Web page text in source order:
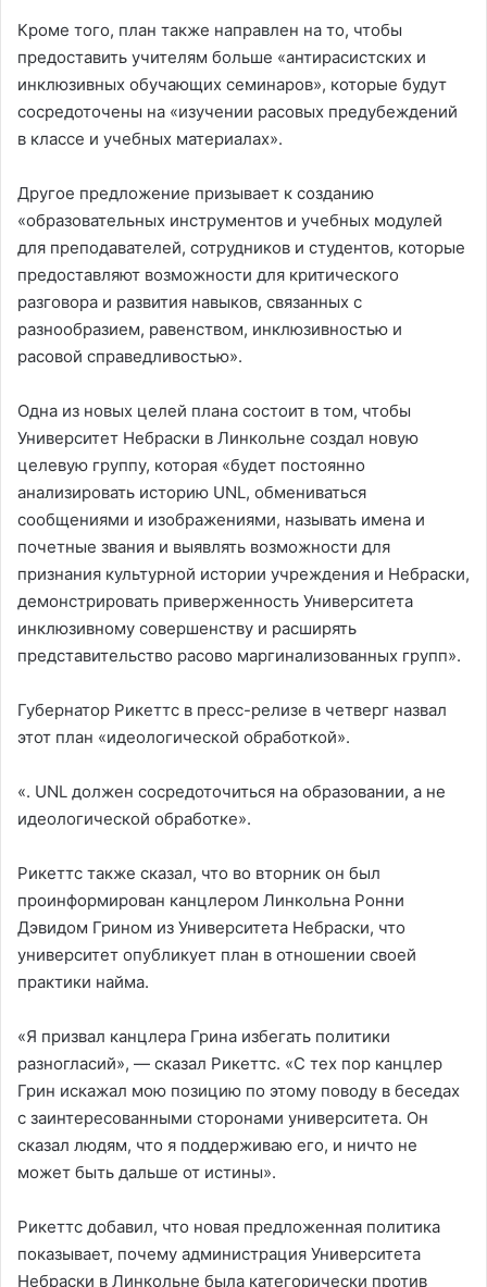
Кроме того, план также направлен на то, чтобы
предоставить учителям больше «антирасистских и
инклюзивных обучающих семинаров», которые будут
сосредоточены на «изучении расовых предубеждений
в классе и учебных материалах».
Другое предложение призывает к созданию
«образовательных инструментов и учебных модулей
для преподавателей, сотрудников и студентов, которые
предоставляют возможности для критического
разговора и развития навыков, связанных с
разнообразием, равенством, инклюзивностью и
расовой справедливостью».
Одна из новых целей плана состоит в том, чтобы
Университет Небраски в Линкольне создал новую
целевую группу, которая «будет постоянно
анализировать историю UNL, обмениваться
сообщениями и изображениями, называть имена и
почетные звания и выявлять возможности для
признания культурной истории учреждения и Небраски,
демонстрировать приверженность Университета
инклюзивному совершенству и расширять
представительство расово маргинализованных групп».
Губернатор Рикеттс в пресс-релизе в четверг назвал
этот план «идеологической обработкой».
«. UNL должен сосредоточиться на образовании, а не
идеологической обработке».
Рикеттс также сказал, что во вторник он был
проинформирован канцлером Линкольна Ронни
Дэвидом Грином из Университета Небраски, что
университет опубликует план в отношении своей
практики найма.
«Я призвал канцлера Грина избегать политики
разногласий», — сказал Рикеттс. «С тех пор канцлер
Грин искажал мою позицию по этому поводу в беседах
с заинтересованными сторонами университета. Он
сказал людям, что я поддерживаю его, и ничто не
может быть дальше от истины».
Рикеттс добавил, что новая предложенная политика
показывает, почему администрация Университета
Небраски в Линкольне была категорически против